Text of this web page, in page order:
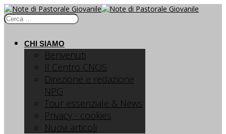
CHI SIAMO
Benvenuti
Il Centro CNOS
Direzione e redazione
NPG
Tour essenziale & News
Privacy - cookies
Nuovi articoli